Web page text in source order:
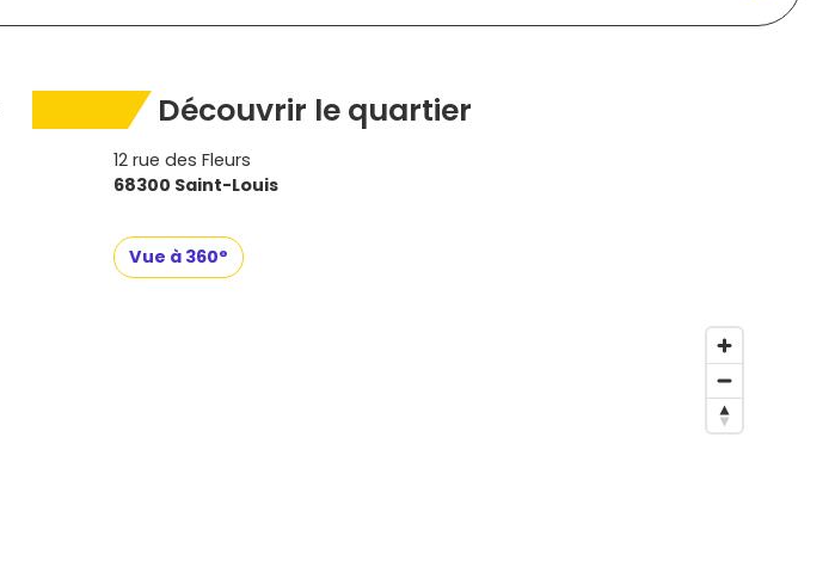
Découvrir le quartier
12 rue des Fleurs
68300 Saint-Louis
Vue à 360°